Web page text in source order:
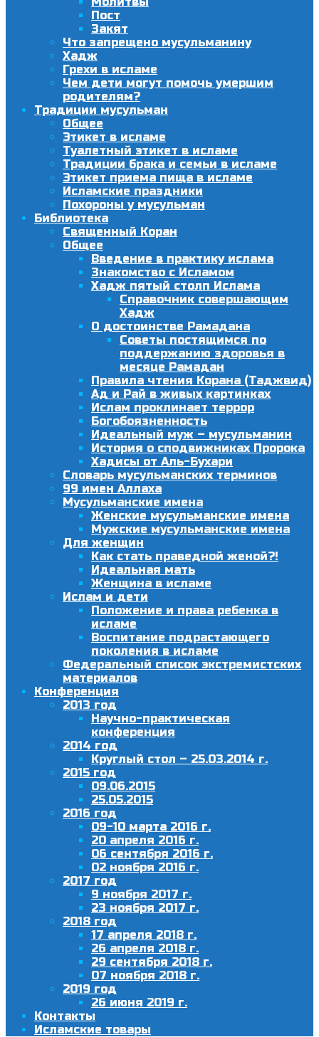
Пост
Закят
Что запрещено мусульманину
Хадж
Грехи в исламе
Чем дети могут помочь умершим
родителям?
Традиции мусульман
Общее
Этикет в исламе
Туалетный этикет в исламе
Традиции брака и семьи в исламе
Этикет приема пища в исламе
Исламские праздники
Похороны у мусульман
Библиотека
Священный Коран
Общее
Введение в практику ислама
Знакомство с Исламом
Хадж пятый столп Ислама
Справочник совершающим
Хадж
О достоинстве Рамадана
Советы постящимся по
поддержанию здоровья в
месяце Рамадан
Правила чтения Корана (Таджвид)
Ад и Рай в живых картинках
Ислам проклинает террор
Богобоязненность
Идеальный муж – мусульманин
История о сподвижниках Пророка
Хадисы от Аль-Бухари
Словарь мусульманских терминов
99 имен Аллаха
Мусульманские имена
Женские мусульманские имена
Мужские мусульманские имена
Для женщин
Как стать праведной женой?!
Идеальная мать
Женщина в исламе
Ислам и дети
Положение и права ребенка в
исламе
Воспитание подрастающего
поколения в исламе
Федеральный список экстремистских
материалов
Конференция
2013 год
Научно-практическая
конференция
2014 год
Круглый стол – 25.03.2014 г.
2015 год
09.06.2015
25.05.2015
2016 год
09-10 марта 2016 г.
20 апреля 2016 г.
06 сентября 2016 г.
02 ноября 2016 г.
2017 год
9 ноября 2017 г.
23 ноября 2017 г.
2018 год
17 апреля 2018 г.
26 апреля 2018 г.
29 сентября 2018 г.
07 ноября 2018 г.
2019 год
26 июня 2019 г.
Контакты
Исламские товары